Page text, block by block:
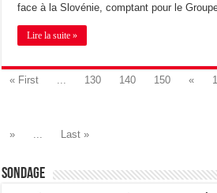
face à la Slovénie, comptant pour le
Lire la suite »
« First 130 140 150 «
»
Last »
Sondage